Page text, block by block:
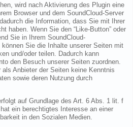
wird nach Aktivierung des Plugin eine
Browser und dem SoundCloud-Server
die Information, dass Sie mit Ihrer
haben. Wenn Sie den “Like-Button” oder
Sie in Ihrem SoundCloud-
Sie die Inhalte unserer Seiten mit
und/oder teilen. Dadurch kann
den Besuch unserer Seiten zuordnen.
Anbieter der Seiten keine Kenntnis
sowie deren Nutzung durch
auf Grundlage des Art. 6 Abs. 1 lit. f
ein berechtigtes Interesse an einer
in den Sozialen Medien.